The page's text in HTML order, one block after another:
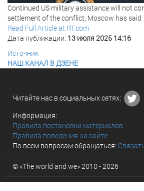
Continued US military assistance will not
settlement of the conflict, Moscow has said
Read Full Article at RT.com
Дата публикации: 13 июля 2025 14:16
Источник
НАШ КАНАЛ В ДЗЕНЕ
Читайте нас в социальных сетях:
Информация:
Правила постановки материалов
Правила поведения на сайте
По всем вопросам обращаться:
© «The world and we» 2010 - 2026